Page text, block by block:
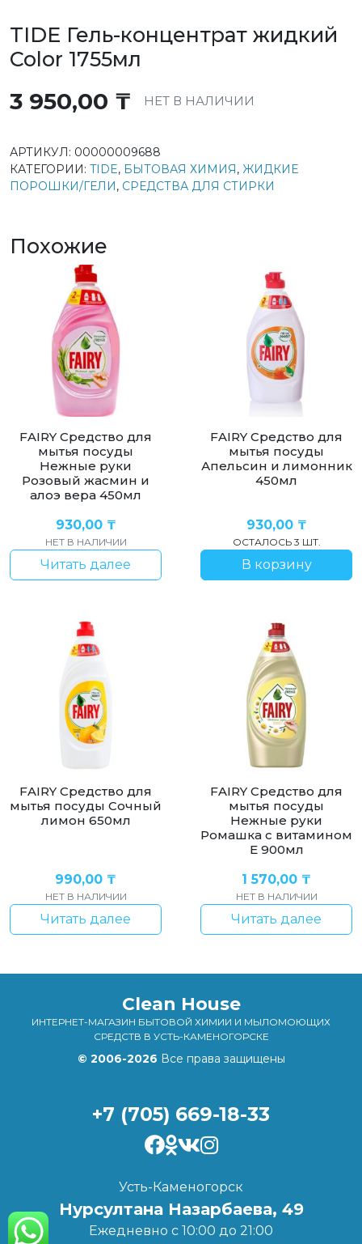
TIDE Гель-концентрат жидкий
Color 1755мл
3 950,00 ₸ НЕТ В НАЛИЧИИ
АРТИКУЛ: 00000009688
КАТЕГОРИИ: TIDE, БЫТОВАЯ ХИМИЯ, ЖИДКИЕ
ПОРОШКИ/ГЕЛИ, СРЕДСТВА ДЛЯ СТИРКИ
Похожие
FAIRY Средство для
мытья посуды
Нежные руки
Розовый жасмин и
алоэ вера 450мл
930,00 ₸
НЕТ В НАЛИЧИИ
Читать далее
FAIRY Средство для
мытья посуды
Апельсин и лимонник
450мл
930,00 ₸
ОСТАЛОСЬ 3 ШТ.
В корзину
FAIRY Средство для
мытья посуды Сочный
лимон 650мл
990,00 ₸
НЕТ В НАЛИЧИИ
Читать далее
FAIRY Средство для
мытья посуды
Нежные руки
Ромашка с витамином
Е 900мл
1 570,00 ₸
НЕТ В НАЛИЧИИ
Читать далее
Clean House
ИНТЕРНЕТ-МАГАЗИН БЫТОВОЙ ХИМИИ И МЫЛОМОЮЩИХ
СРЕДСТВ В УСТЬ-КАМЕНОГОРСКЕ
© 2006-2026 Все права защищены
+7 (705) 669-18-33
Усть-Каменогорск
Нурсултана Назарбаева, 49
Ежедневно с 10:00 до 21:00